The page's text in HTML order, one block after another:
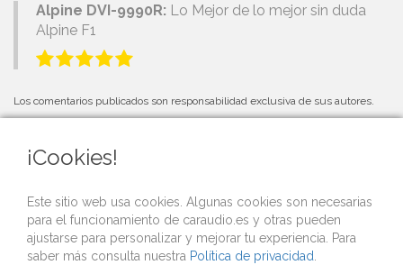
Alpine DVI-9990R: Lo Mejor de lo mejor sin duda
Alpine F1
Los comentarios publicados son responsabilidad exclusiva de sus autores.
Si organizas una competición o evento de car audio y quieres que lo
publicitemos gratis desde nuestra web,contacta con nosotros.
¡Cookies!
Este sitio web usa cookies. Algunas cookies son necesarias
para el funcionamiento de caraudio.es y otras pueden
ajustarse para personalizar y mejorar tu experiencia. Para
saber más consulta nuestra Política de privacidad